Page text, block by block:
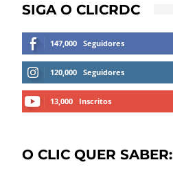
SIGA O CLICRDC
147,000 Seguidores
120,000 Seguidores
13,000 Inscritos
O CLIC QUER SABER: